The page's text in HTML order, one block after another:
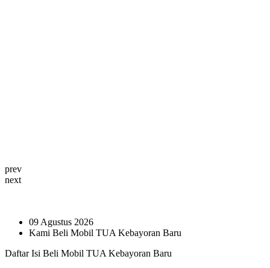
prev
next
09 Agustus 2026
Kami Beli Mobil TUA Kebayoran Baru
Daftar Isi Beli Mobil TUA Kebayoran Baru